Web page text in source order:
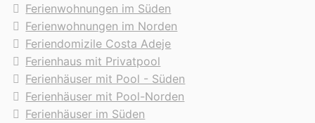
Ferienwohnungen im Süden
Ferienwohnungen im Norden
Feriendomizile Costa Adeje
Ferienhaus mit Privatpool
Ferienhäuser mit Pool - Süden
Ferienhäuser mit Pool-Norden
Ferienhäuser im Süden